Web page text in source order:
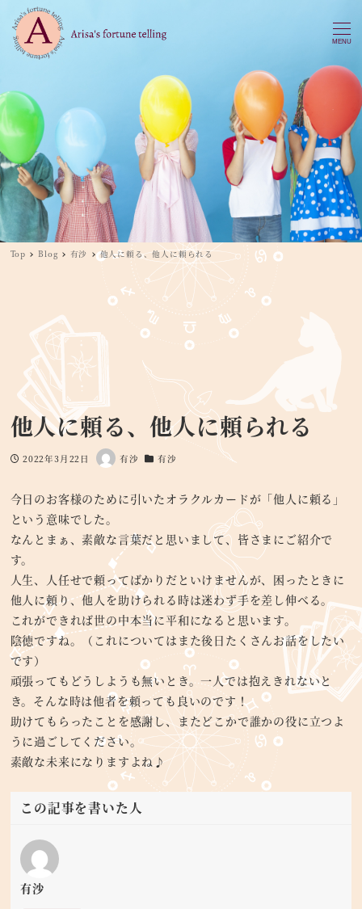
MENU
Top Blog 有沙 他人に頼る、他人に頼られる
他人に頼る、他人に頼られる
投稿日
2022年3月22日
著
有沙
カテゴリー
有沙
今日のお客様のために引いたオラクルカードが「他人に頼る」
という意味でした。
なんとまぁ、素敵な言葉だと思いまして、皆さまにご紹介で
す。
人生、人任せで頼ってばかりだといけませんが、困ったときに
他人に頼り、他人を助けられる時は迷わず手を差し伸べる。
これができれば世の中本当に平和になると思います。
陰徳ですね。（これについてはまた後日たくさんお話をしたい
です）
頑張ってもどうしようも無いとき。一人では抱えきれないと
き。そんな時は他者を頼っても良いのです！
助けてもらったことを感謝し、またどこかで誰かの役に立つよ
うに過ごしてください。
素敵な未来になりますよね♪
この記事を書いた人
有沙